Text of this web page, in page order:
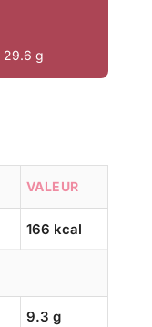
29.6 g
VALEUR
166 kcal
9.3 g